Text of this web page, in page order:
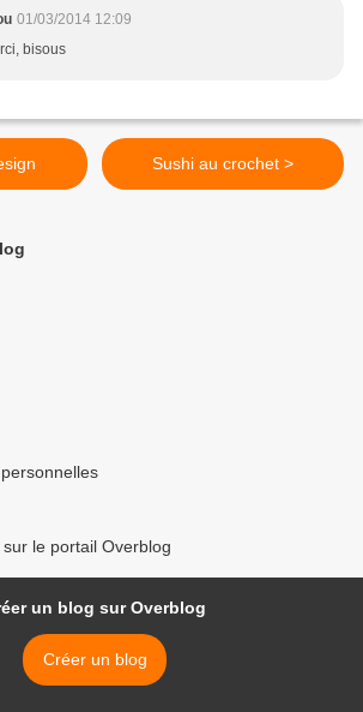
01/03/2014 12:09
bisous
Sushi au crochet >
le portail Overblog
un blog sur Overblog
Créer un blog